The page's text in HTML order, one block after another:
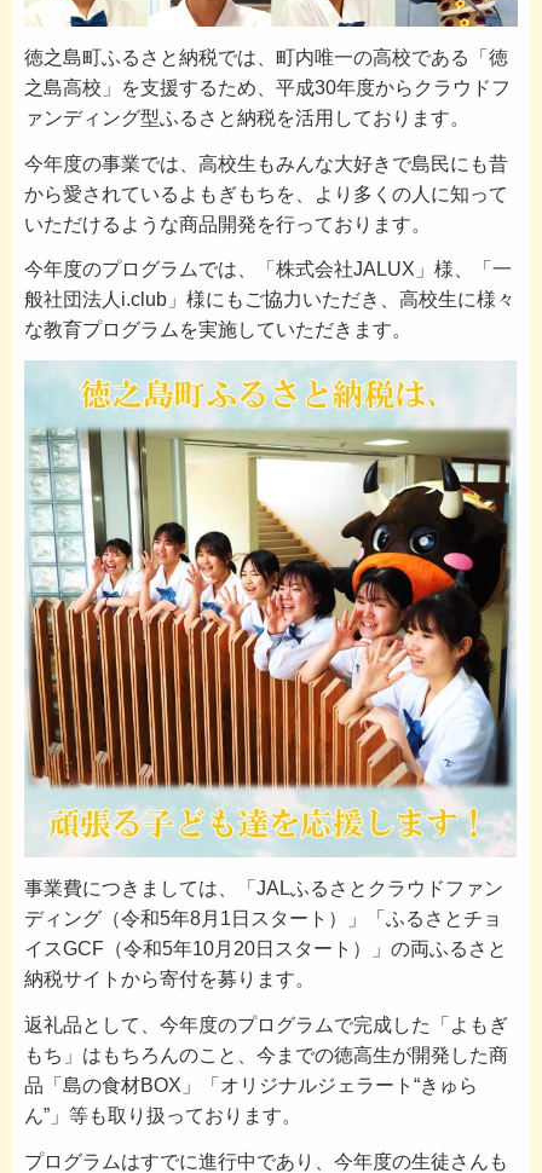
徳之島町ふるさと納税では、町内唯一の高校である「徳
之島高校」を支援するため、平成30年度からクラウドフ
ァンディング型ふるさと納税を活用しております。
今年度の事業では、高校生もみんな大好きで島民にも昔
から愛されているよもぎもちを、より多くの人に知って
いただけるような商品開発を行っております。
今年度のプログラムでは、「株式会社JALUX」様、「一
般社団法人i.club」様にもご協力いただき、高校生に様々
な教育プログラムを実施していただきます。
事業費につきましては、「JALふるさとクラウドファン
ディング（令和5年8月1日スタート）」「ふるさとチョ
イスGCF（令和5年10月20日スタート）」の両ふるさと
納税サイトから寄付を募ります。
返礼品として、今年度のプログラムで完成した「よもぎ
もち」はもちろんのこと、今までの徳高生が開発した商
品「島の食材BOX」「オリジナルジェラート“きゅら
ん”」等も取り扱っております。
プログラムはすでに進行中であり、今年度の生徒さんも